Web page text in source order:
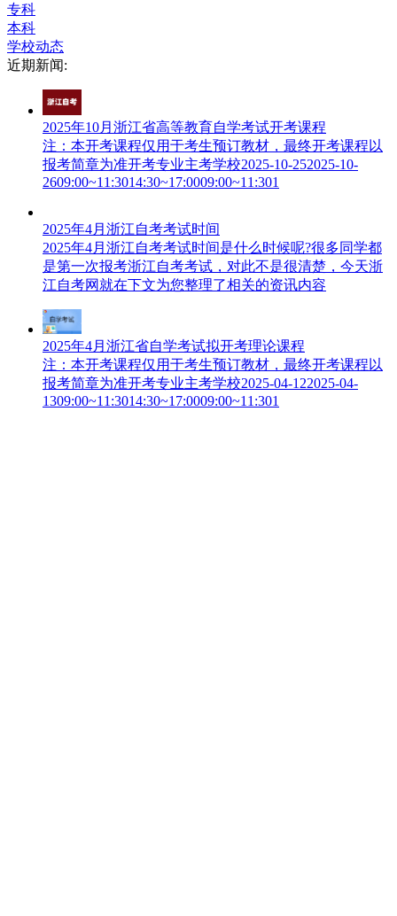
专科
本科
学校动态
近期新闻:
2025年10月浙江省高等教育自学考试开考课程
注：本开考课程仅用于考生预订教材，最终开考课程以
报考简章为准开考专业主考学校2025-10-252025-10-
2609:00~11:3014:30~17:0009:00~11:301
2025年4月浙江自考考试时间
2025年4月浙江自考考试时间是什么时候呢?很多同学都
是第一次报考浙江自考考试，对此不是很清楚，今天浙
江自考网就在下文为您整理了相关的资讯内容
2025年4月浙江省自学考试拟开考理论课程
注：本开考课程仅用于考生预订教材，最终开考课程以
报考简章为准开考专业主考学校2025-04-122025-04-
1309:00~11:3014:30~17:0009:00~11:301